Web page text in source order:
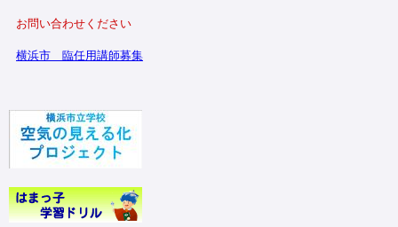
お問い合わせください
横浜市 臨任用講師募集